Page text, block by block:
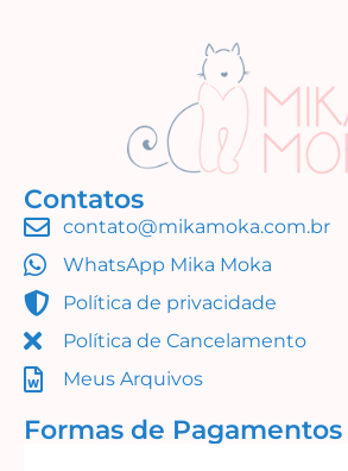
R$0,00
Adicionar ao carrinho
Contatos
contato@mikamoka.com.br
WhatsApp Mika Moka
Política de privacidade
Política de Cancelamento
Meus Arquivos
Formas de Pagamentos